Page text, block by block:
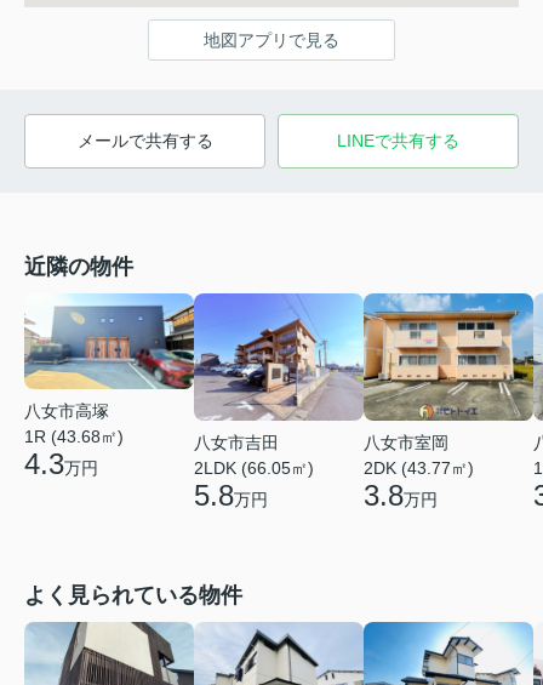
地図アプリで見る
メールで共有する LINEで共有する
近隣の物件
八女市高塚
1R (43.68㎡)
4.3万円
八女市吉田
2LDK (66.05㎡)
5.8万円
八女市室岡
2DK (43.77㎡)
3.8万円
よく見られている物件